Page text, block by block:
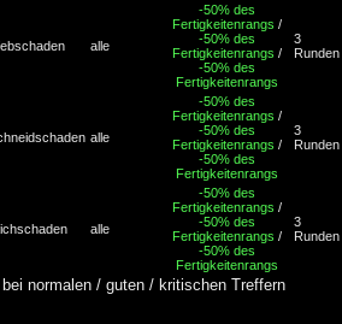
alle
-50% des
Fertigkeitenrangs /
-50% des
Fertigkeitenrangs /
-50% des
Fertigkeitenrangs
3
Runden
alle
-50% des
Fertigkeitenrangs /
-50% des
Fertigkeitenrangs /
-50% des
Fertigkeitenrangs
3
Runden
alle
-50% des
Fertigkeitenrangs /
-50% des
Fertigkeitenrangs /
-50% des
Fertigkeitenrangs
3
Runden
bei normalen / guten / kritischen Treffern